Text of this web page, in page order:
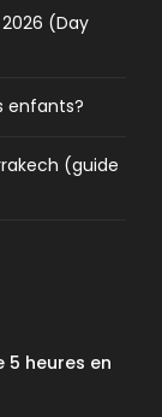
(Day
enfants?
(guide
5 heures en